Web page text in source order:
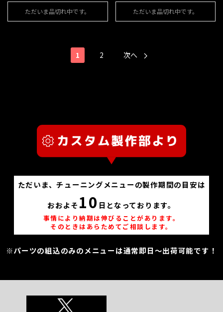
ただいま品切れ中です。 ただいま品切れ中です。
1 2 次へ
ただいま、チューニングメニューの製作期間の目安は
おおよそ 10 日となっております。
事情により納期は伸びることがあります。
そのときはあらためてご相談します。
※パーツの組込のみのメニューは通常即日～出荷可能です！